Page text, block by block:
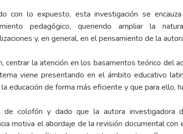
con lo expuesto, esta investigación se
pedagógico, queriendo ampliar la
y, en general, en el pensamiento de la
centrar la atención en los basamentos teórico del
viene presentando en el ámbito educativo
educación de forma más eficiente y que para
de colofón y dado que la autora investigadora
motiva el abordaje de la revisión documental